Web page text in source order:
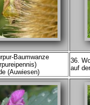
Baumwanze
(Auwiesen)
36.
auf